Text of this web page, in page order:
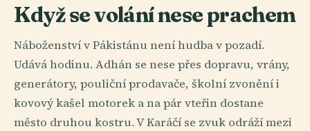
Když se volání nese prachem
Náboženství v Pákistánu není hudba v pozadí.
Udává hodinu. Adhán se nese přes dopravu, vrány,
generátory, pouliční prodavače, školní zvonění i
kovový kašel motorek a na pár vteřin dostane
město druhou kostru. V Karáčí se zvuk odráží mezi